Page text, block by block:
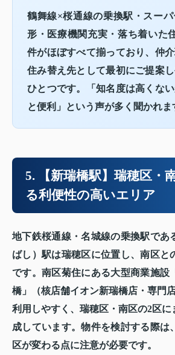
鶴舞線×桜通線の乗換駅・スー
形・医療機関充実・落ち着いた
件がほぼすべて揃っており、 仲
住み替え先として最初にご提案
ひとつです。「知名度は高くな
と便利」という声が多く聞かれま
5. 【新瑞橋駅】瑞穂区・
る利便性の高いエリア
地下鉄桜通線・名城線の乗換駅であ
ばし）駅は瑞穂区に位置し、南区と
です。南区菊住にある大型商業施設
橋」（核店舗イオン新瑞橋店・専門
利用しやすく、瑞穂区・南区の2区
成しています。物件を検討する際は
区が変わる点に注意が必要です。